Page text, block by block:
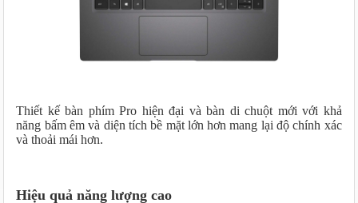
Thiết kế bàn phím Pro hiện đại và bàn di chuột mới với khả
năng bấm êm và diện tích bề mặt lớn hơn mang lại độ chính xác
và thoải mái hơn.
Hiệu quả năng lượng cao